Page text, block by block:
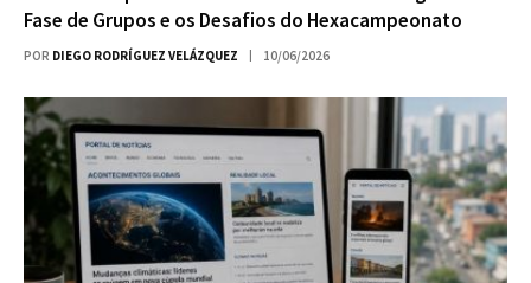
Fase de Grupos e os Desafios do Hexacampeonato
POR DIEGO RODRÍGUEZ VELÁZQUEZ 10/06/2026